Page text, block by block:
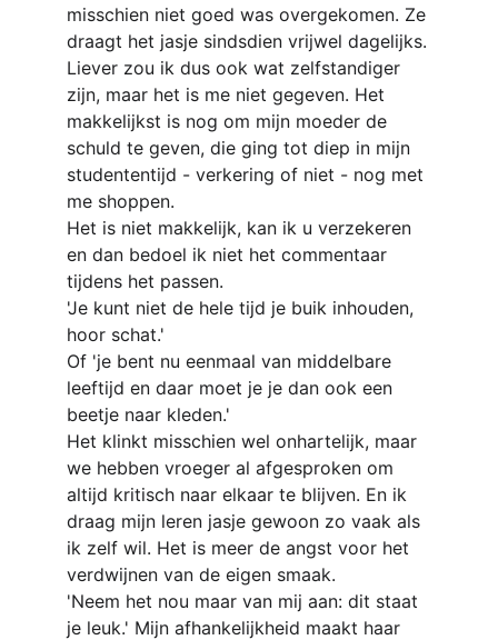
misschien niet goed was overgekomen. Ze
draagt het jasje sindsdien vrijwel dagelijks.
Liever zou ik dus ook wat zelfstandiger
zijn, maar het is me niet gegeven. Het
makkelijkst is nog om mijn moeder de
schuld te geven, die ging tot diep in mijn
studententijd - verkering of niet - nog met
me shoppen.
Het is niet makkelijk, kan ik u verzekeren
en dan bedoel ik niet het commentaar
tijdens het passen.
'Je kunt niet de hele tijd je buik inhouden,
hoor schat.'
Of 'je bent nu eenmaal van middelbare
leeftijd en daar moet je je dan ook een
beetje naar kleden.'
Het klinkt misschien wel onhartelijk, maar
we hebben vroeger al afgesproken om
altijd kritisch naar elkaar te blijven. En ik
draag mijn leren jasje gewoon zo vaak als
ik zelf wil. Het is meer de angst voor het
verdwijnen van de eigen smaak.
'Neem het nou maar van mij aan: dit staat
je leuk.' Mijn afhankelijkheid maakt haar